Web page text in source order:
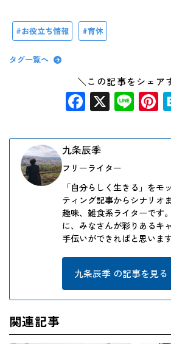
お役立ち情報 育休
タグ一覧へ
＼この記事をシェア
Facebook
X Line
九条辰季
フリーライター
「自分らしく生きる」をモ
ティング記事からシナリオ
趣味、雑食系ライターです
に、みなさんが彩りあるキ
手伝いができればと思いま
九条辰季 の記事を見る
関連記事